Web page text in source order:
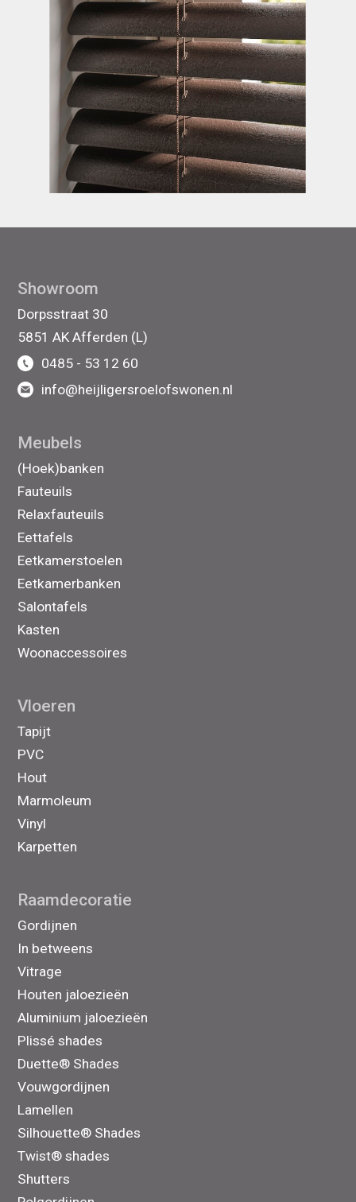
Showroom
Dorpsstraat 30
5851 AK Afferden (L)
0485 - 53 12 60
info@heijligersroelofswonen.nl
Meubels
(Hoek)banken
Fauteuils
Relaxfauteuils
Eettafels
Eetkamerstoelen
Eetkamerbanken
Salontafels
Kasten
Woonaccessoires
Vloeren
Tapijt
PVC
Hout
Marmoleum
Vinyl
Karpetten
Raamdecoratie
Gordijnen
In betweens
Vitrage
Houten jaloezieën
Aluminium jaloezieën
Plissé shades
Duette® Shades
Vouwgordijnen
Lamellen
Silhouette® Shades
Twist® shades
Shutters